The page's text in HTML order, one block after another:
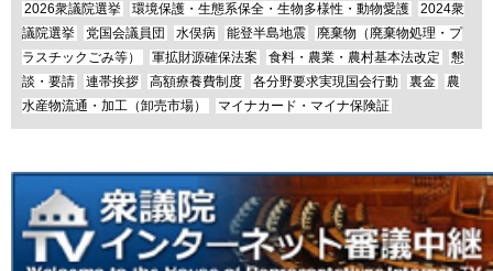
2026衆議院選挙
環境保護・生態系保全・生物多様性・動物愛護
2024衆
議院選挙
党国会議員団 水俣病 能登半島地震
廃棄物（廃棄物処理・プ
ラスチックごみ等）
軍拡財源確保法案 食料・農業・農村基本法改定
懇
談・要請
連帯挨拶 高額療養費制度 各分野要求実現国会行動 裏金
農
水産物流通・加工（卸売市場）
マイナカード・マイナ保険証